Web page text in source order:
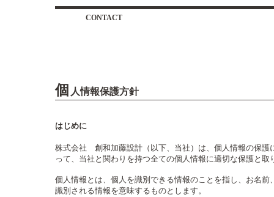
CONTACT
個 人情報保護方針
はじめに
株式会社 創和加藤設計（以下、当社）は、個人情報の保護
って、当社と関わりを持つ全ての個人情報に適切な保護と取
個人情報とは、個人を識別できる情報のことを指し、お名
識別される情報を意味するものとします。